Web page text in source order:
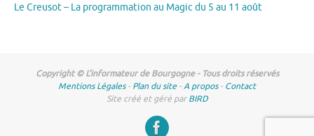
Le Creusot – La programmation au Magic du 5 au 11 août
Copyright © L'informateur de Bourgogne - Tous droits réservés
Mentions Légales- Plan du site -A propos- Contact
Site créé et géré parBIRD